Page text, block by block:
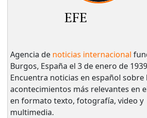
EFE
Agencia de noticias internacional
Burgos, España el 3 de enero de
Encuentra noticias en español sobre
acontecimientos más relevantes en
en formato texto, fotografía, video y
multimedia.